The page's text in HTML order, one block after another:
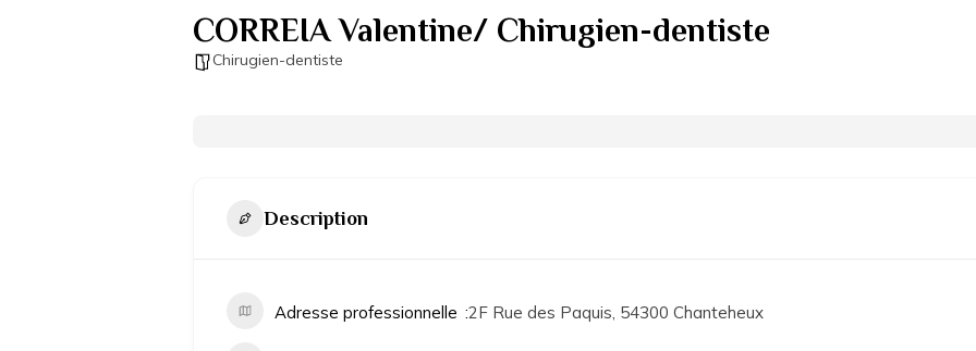
CORREIA Valentine/ Chirugien-dentiste
Chirugien-dentiste
Description
Adresse professionnelle 2F Rue des Paquis, 54300 Chanteheux